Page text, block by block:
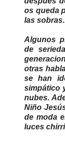
os queda
las
Algunos
de
otras
se han
simpático
nubes.
Niño
de moda
luces